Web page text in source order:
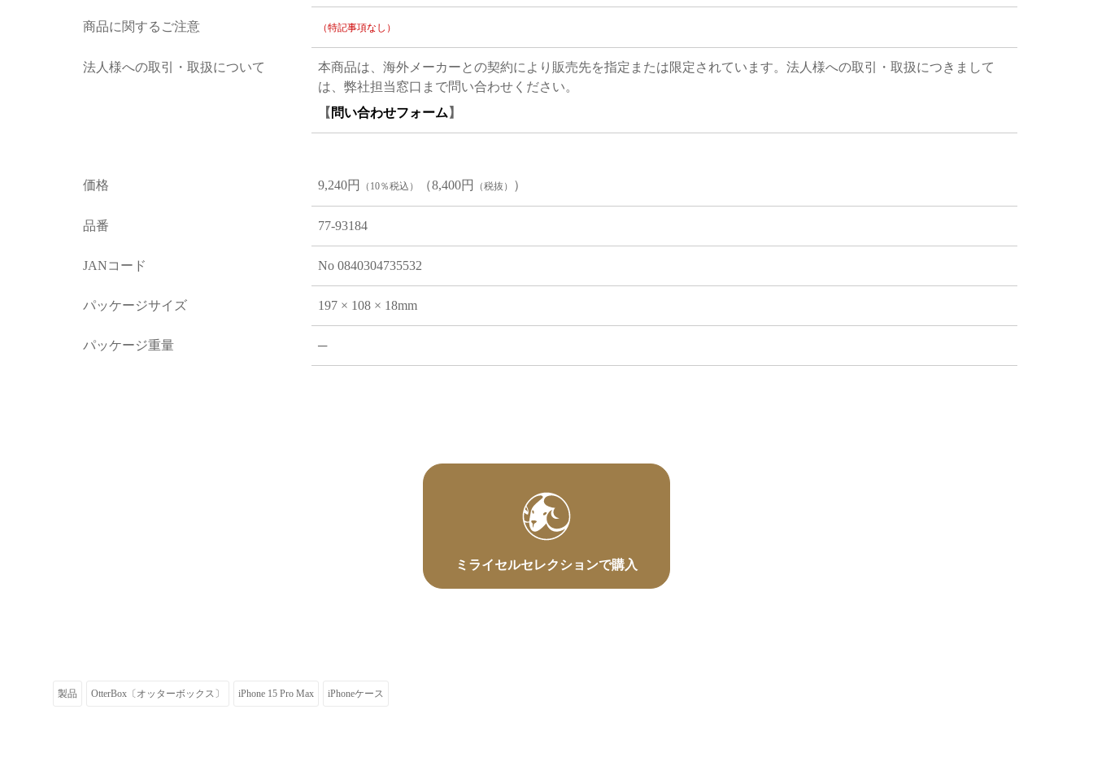
商品に関するご注意 （特記事項なし）
法人様への取引・取扱について
本商品は、海外メーカーとの契約により販売先を指定または限定されています。法人様への取引・取扱につきまして
は、弊社担当窓口まで問い合わせください。
【 問い合わせフォーム 】
価格 9,240円 （10％税込） （8,400円 （税抜） ）
品番 77-93184
JANコード No 0840304735532
パッケージサイズ 197 × 108 × 18mm
パッケージ重量 ─
ミライセルセレクションで購入
製品 OtterBox〔オッターボックス〕 iPhone 15 Pro Max iPhoneケース